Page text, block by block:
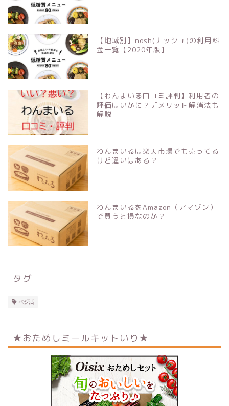
【地域別】nosh(ナッシュ)の利用料
金一覧【2020年版】
【わんまいる口コミ評判】利用者の
評価はいかに？デメリット解消法も
解説
わんまいるは楽天市場でも売ってる
けど違いはある？
わんまいるをAmazon（アマゾン）
で買うと損なのか？
タグ
ベジ活
★おためしミールキットいり★